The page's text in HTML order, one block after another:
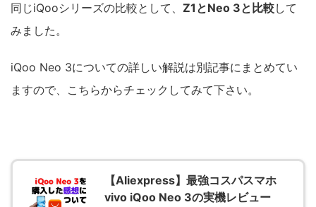
同じiQooシリーズの比較として、 Z1とNeo 3と比較して
みました。
iQoo Neo 3についての詳しい解説は別記事にまとめてい
ますので、こちらからチェックしてみて下さい。
【Aliexpress】最強コスパスマホ
vivo iQoo Neo 3の実機レビュー